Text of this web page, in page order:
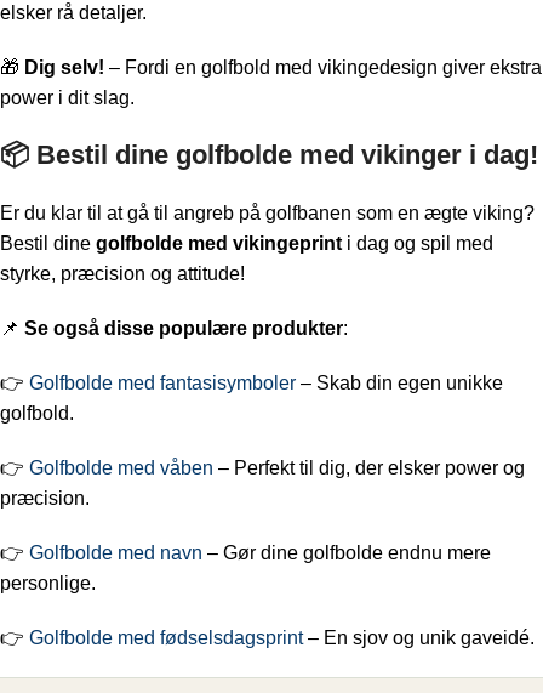
elsker rå detaljer.
🎁 Dig selv! – Fordi en golfbold med vikingedesign giver ekstra
power i dit slag.
📦 Bestil dine golfbolde med vikinger i dag!
Er du klar til at gå til angreb på golfbanen som en ægte viking?
Bestil dine golfbolde med vikingeprint i dag og spil med
styrke, præcision og attitude!
📌 Se også disse populære produkter:
👉 Golfbolde med fantasisymboler – Skab din egen unikke
golfbold.
👉 Golfbolde med våben – Perfekt til dig, der elsker power og
præcision.
👉 Golfbolde med navn – Gør dine golfbolde endnu mere
personlige.
👉 Golfbolde med fødselsdagsprint– En sjov og unik gaveidé.